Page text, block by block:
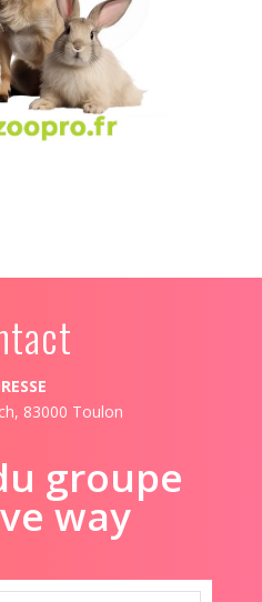
83000 Toulon
groupe
way